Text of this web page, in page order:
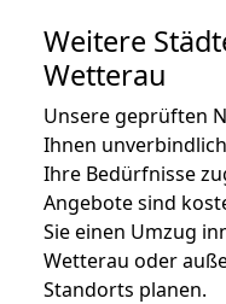
Weitere
Wetterau
Unsere geprüften
Ihnen
Ihre Bedürfnisse
Angebote sind
Sie einen Umzug
Wetterau oder
Standorts planen.